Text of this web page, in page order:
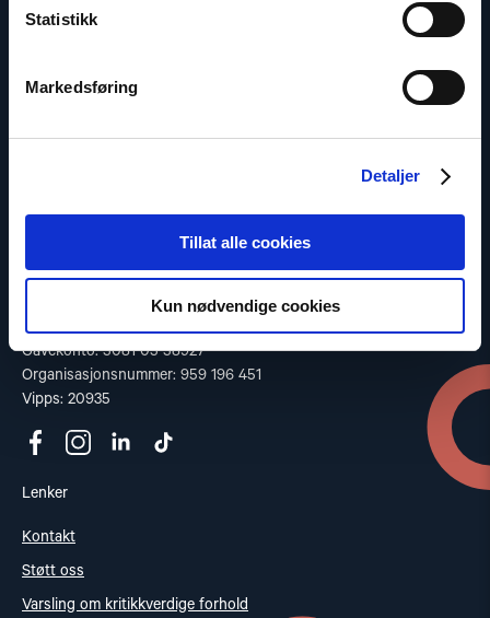
Statistikk
Markedsføring
Detaljer
Tillat alle cookies
Kun nødvendige cookies
menneskerettighetene er avgjørende for å bevare fred og
Kontakt
Adresse: St. Olavs gate 25, 0166 OSLO
Post: Postboks 357 Sentrum, 0101 OSLO
Telefon: +47 953 32 235
Epost:
Gavekonto: 5081 05 58927
Organisasjonsnummer: 959 196 451
Vipps: 20935
Lenker
Kontakt
Støtt oss
Varsling om kritikkverdige forhold